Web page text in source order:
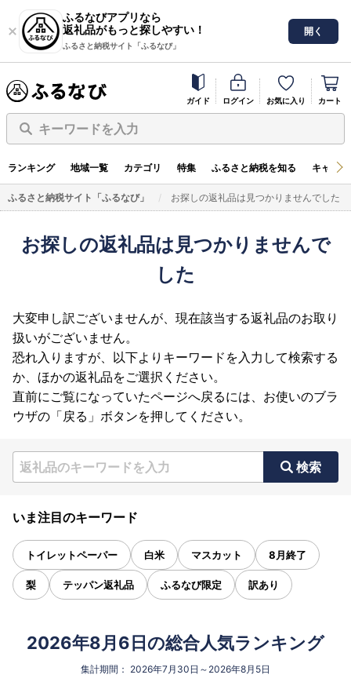
ふるなびアプリなら
返礼品がもっと探しやすい！
ふるさと納税サイト「ふるなび」
開く
ガイド ログイン お気に入り カート
キーワードを入力
ランキング 地域一覧 カテゴリ 特集 ふるさと納税を知る キャン
ふるさと納税サイト「ふるなび」 お探しの返礼品は見つかりませんでした
お探しの返礼品は見つかりませんで
した
大変申し訳ございませんが、現在該当する返礼品のお取り
扱いがございません。
恐れ入りますが、以下よりキーワードを入力して検索する
か、ほかの返礼品をご選択ください。
直前にご覧になっていたページへ戻るには、お使いのブラ
ウザの「戻る」ボタンを押してください。
検索
いま注目のキーワード
トイレットペーパー 白米 マスカット 8月終了
梨 テッパン返礼品 ふるなび限定 訳あり
2026年8月6日の総合人気ランキング
集計期間： 2026年7月30日～2026年8月5日